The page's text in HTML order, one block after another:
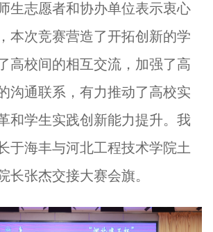
生志愿者和协办单位表示衷心
本次竞赛营造了开拓创新的学
高校间的相互交流，加强了高
沟通联系，有力推动了高校实
和学生实践创新能力提升。 我
于海丰与河北工程技术学院土
长张杰交接大赛会旗。